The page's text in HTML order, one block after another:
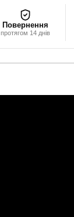
Повернення
протягом 14 днів